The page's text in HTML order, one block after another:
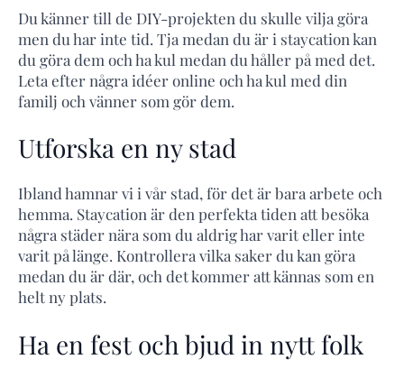
Du känner till de DIY-projekten du skulle vilja göra
men du har inte tid. Tja medan du är i staycation kan
du göra dem och ha kul medan du håller på med det.
Leta efter några idéer online och ha kul med din
familj och vänner som gör dem.
Utforska en ny stad
Ibland hamnar vi i vår stad, för det är bara arbete och
hemma. Staycation är den perfekta tiden att besöka
några städer nära som du aldrig har varit eller inte
varit på länge. Kontrollera vilka saker du kan göra
medan du är där, och det kommer att kännas som en
helt ny plats.
Ha en fest och bjud in nytt folk